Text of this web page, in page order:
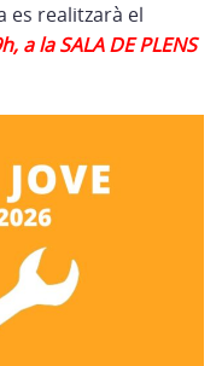
es realitzarà el
a la SALA DE PLENS